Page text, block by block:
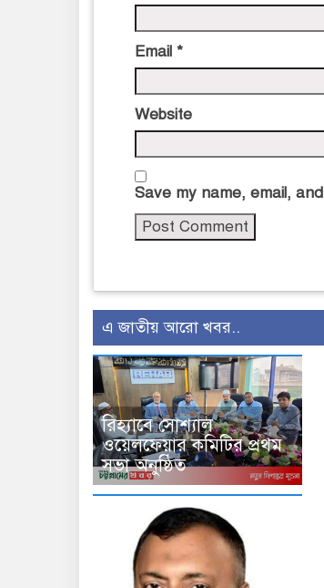
Email *
Website
Save my name, email,
এ জাতীয় আরো খবর..
রিহ্যাবে সোশ্যাল
ওয়েলফেয়ার কমিটির প্রথম
সভা অনুষ্ঠিত